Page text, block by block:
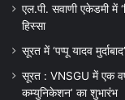
एल.पी. सवाणी एकेडमी में
हिस्सा
सूरत में ‘पप्पू यादव
सूरत : VNSGU में एक
कम्युनिकेशन’ का शुभारंभ